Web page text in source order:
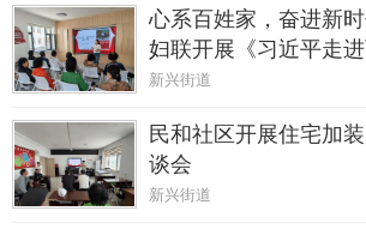
心系百姓家，奋进新
妇联开展《习近平走
讲会
新兴街道
民和社区开展住宅加
谈会
新兴街道